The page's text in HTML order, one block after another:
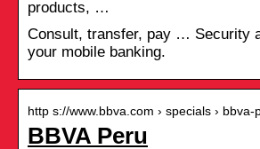
products, …
Consult, transfer, pay … Security
your mobile banking.
http s://www.bbva.com › specials › bbva-
BBVA Peru